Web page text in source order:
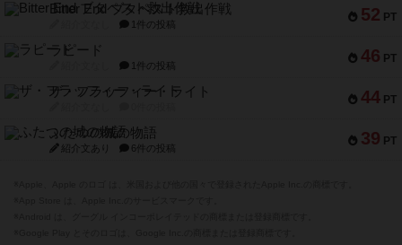
52 PT
Bitter End ブタペスト救出作戦
1件の投稿
46 PT
ラピード
1件の投稿
44 PT
ザ・フラッフィー・ライト
39 PT
ふたつの城の物語
紹介文あり 6件の投稿